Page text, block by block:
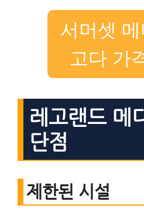
서머셋
고다 가
레고랜드 메
단점
제한된 시설